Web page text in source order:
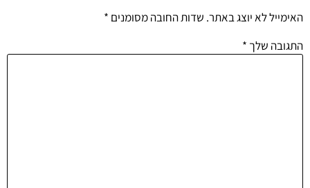
האימייל לא יוצג באתר. שדות החובה מסומנים *
התגובה שלך *